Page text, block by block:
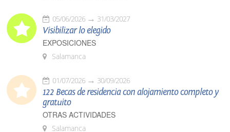
05/06/2026 31/03/2027
Visibilizar lo elegido
EXPOSICIONES
Salamanca
01/07/2026 30/09/2026
122 Becas de residencia con alojamiento completo y
gratuito
OTRAS ACTIVIDADES
Salamanca